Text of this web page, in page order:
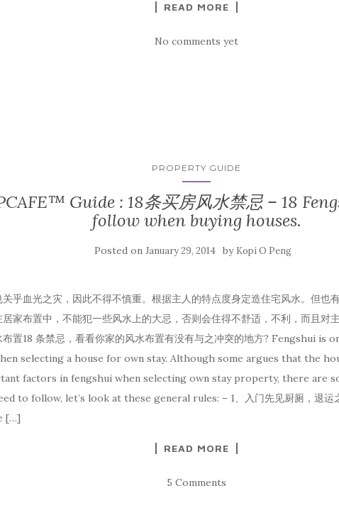
READ MORE
No comments yet
PROPERTY GUIDE
Guide : 18条买房风水禁忌 – 18
follow when buying houses.
Posted onJanuary 29, 2014 by Kopi O Peng
乎血光之灾，因此不得不慎重。根据主人的特点度身定造住宅风水。但也
居家布置中，不能犯一些风水上的大忌，否则会住得不舒适，不利，而且对
布置18 条禁忌，看看你家的风水布置有没有与之冲突的地方? Fengshui
selecting a house for own stay. Although some argues that the
factors in fengshui when selecting own stay property, there are
to follow, let’s look at these general rules: – 1、入门先见厨厕，退
[…]
READ MORE
5 Comments